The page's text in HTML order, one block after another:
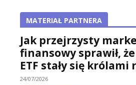
MATERIAŁ PARTNERA
Jak przejrzysty
finansowy sprawił,
ETF stały się królami
24/07/2026